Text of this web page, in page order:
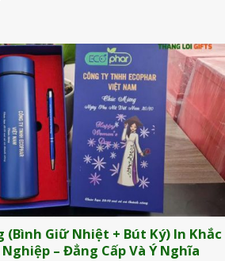
(Bình Giữ Nhiệt + Bút Ký) In Khắc
– Đẳng Cấp Và Ý Nghĩa